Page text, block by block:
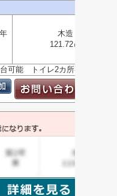
木造
121.72㎡
可能 トイレ2カ所有